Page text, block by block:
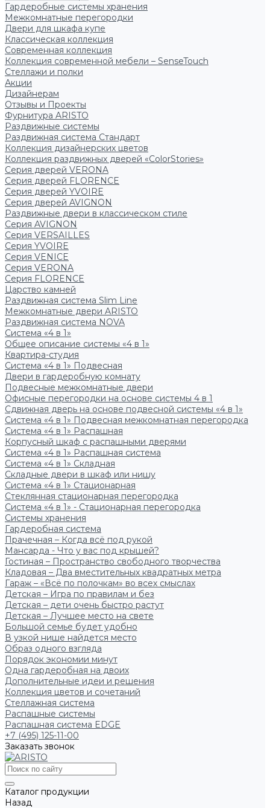
Гардеробные системы хранения
Межкомнатные перегородки
Двери для шкафа купе
Классическая коллекция
Современная коллекция
Коллекция современной мебели – SenseTouch
Стеллажи и полки
Акции
Дизайнерам
Отзывы и Проекты
Фурнитура ARISTO
Раздвижные системы
Раздвижная система Стандарт
Коллекция дизайнерских цветов
Коллекция раздвижных дверей «ColorStories»
Серия дверей VERONA
Серия дверей FLORENCE
Серия дверей YVOIRE
Серия дверей AVIGNON
Раздвижные двери в классическом стиле
Серия AVIGNON
Серия VERSAILLES
Серия YVOIRE
Серия VENICE
Серия VERONA
Серия FLORENCE
Царство камней
Раздвижная система Slim Line
Межкомнатные двери ARISTO
Раздвижная система NOVA
Система «4 в 1»
Общее описание системы «4 в 1»
Квартира-студия
Система «4 в 1» Подвесная
Двери в гардеробную комнату
Подвесные межкомнатные двери
Офисные перегородки на основе системы 4 в 1
Сдвижная дверь на основе подвесной системы «4 в 1»
Система «4 в 1» Подвесная межкомнатная перегородка
Система «4 в 1» Распашная
Корпусный шкаф с распашными дверями
Система «4 в 1» Распашная система
Система «4 в 1» Складная
Складные двери в шкаф или нишу
Система «4 в 1» Стационарная
Стеклянная стационарная перегородка
Система «4 в 1» - Стационарная перегородка
Системы хранения
Гардеробная система
Прачечная – Когда всё под рукой
Мансарда - Что у вас под крышей?
Гостиная – Пространство свободного творчества
Кладовая – Два вместительных квадратных метра
Гараж – «Всё по полочкам» во всех смыслах
Детская – Игра по правилам и без
Детская – дети очень быстро растут
Детская – Лучшее место на свете
Большой семье будет удобно
В узкой нише найдется место
Образ одного взгляда
Порядок экономии минут
Одна гардеробная на двоих
Дополнительные идеи и решения
Коллекция цветов и сочетаний
Стеллажная система
Распашные системы
Распашная система EDGE
+7 (495) 125-11-00
Заказать звонок
Каталог продукции
Назад